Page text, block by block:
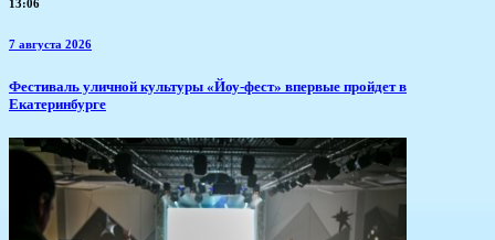
13:06
7 августа 2026
​Фестиваль уличной культуры «Йоу-фест» впервые пройдет в
Екатеринбурге